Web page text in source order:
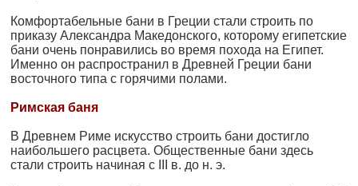
Комфортабельные бани в Греции стали строить по
приказу Александра Македонского, которому египетские
бани очень по­нравились во время похода на Египет.
Именно он распространил в Древней Греции бани
восточного типа с горячими полами.
Римская баня
В Древнем Риме искусство строить бани достигло
наибольшего рас­цвета. Общественные бани здесь
стали строить начиная с III в. до н. э.